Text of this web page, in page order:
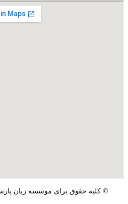
© کلیه حقوق برای موسسه زبان